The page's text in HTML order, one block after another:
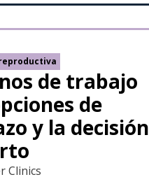
de trabajo
de
y la decisión
Clinics